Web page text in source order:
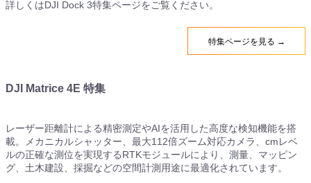
詳しくはDJI Dock 3特集ページをご覧ください。
特集ページを見る →
DJI Matrice 4E 特集
レーザー距離計による精密測定やAIを活用した高度な検知機能を搭
載。メカニカルシャッター、最大112倍ズーム対応カメラ、cmレベ
ルの正確な測位を実現するRTKモジュールにより、測量、マッピン
グ、土木建設、採掘などの空間計測用途に最適化されています。